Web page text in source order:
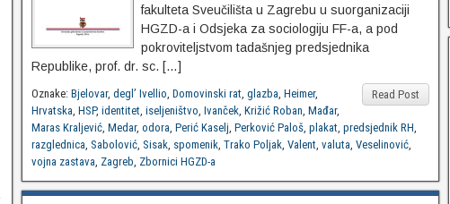
fakulteta Sveučilišta u Zagrebu u suorganizaciji
HGZD-a i Odsjeka za sociologiju FF-a, a pod
pokroviteljstvom tadašnjeg predsjednika
Republike, prof. dr. sc. […]
Read Post
Oznake: Bjelovar, degl’ Ivellio, Domovinski rat, glazba, Heimer,
Hrvatska, HSP, identitet, iseljeništvo, Ivanček, Križić Roban, Mađar,
Maras Kraljević, Medar, odora, Perić Kaselj, Perković Paloš, plakat, predsjednik RH,
razglednica, Sabolović, Sisak, spomenik, Trako Poljak, Valent, valuta, Veselinović,
vojna zastava, Zagreb, Zbornici HGZD-a